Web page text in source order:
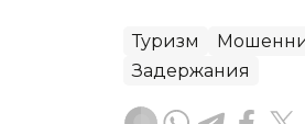
Туризм
Задержания